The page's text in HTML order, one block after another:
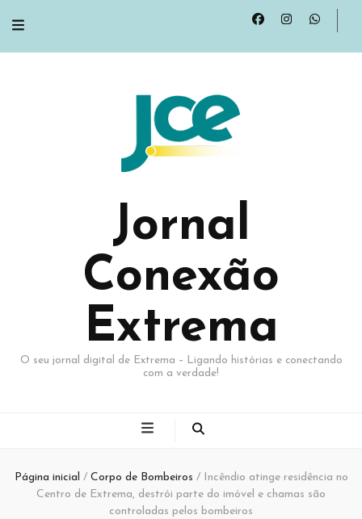
Jornal
Conexão
Extrema
O seu jornal digital de Extrema – Ligando histórias e conectando
com a verdade!
Página inicial / Corpo de Bombeiros /
Incêndio atinge residência no
Centro de Extrema, destrói parte do imóvel e chamas são
controladas pelos bombeiros